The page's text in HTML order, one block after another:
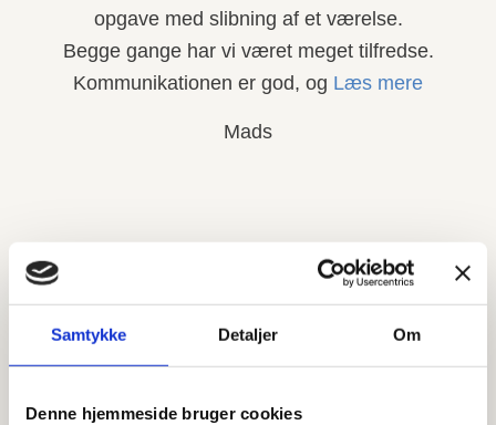
Samtykke Detaljer Om
Denne hjemmeside bruger cookies
opgave med slibning af et værelse.
Begge gange har vi været meget tilfredse.
Kommunikationen er god, og Læs mere
Mads
under Byg Garantiordningen